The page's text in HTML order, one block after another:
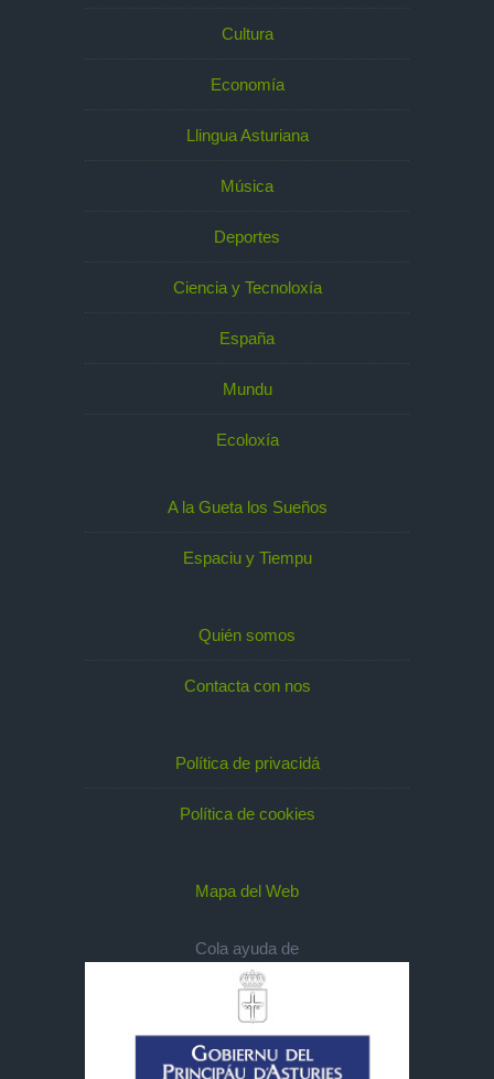
Cultura
Economía
Llingua Asturiana
Música
Deportes
Ciencia y Tecnoloxía
España
Mundu
Ecoloxía
A la Gueta los Sueños
Espaciu y Tiempu
Quién somos
Contacta con nos
Política de privacidá
Política de cookies
Mapa del Web
Cola ayuda de